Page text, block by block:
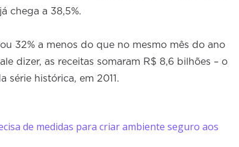
chega a 38,5%.
32% a menos do que no mesmo mês do ano
dizer, as receitas somaram R$ 8,6 bilhões – o
série histórica, em 2011.
de medidas para criar ambiente seguro aos